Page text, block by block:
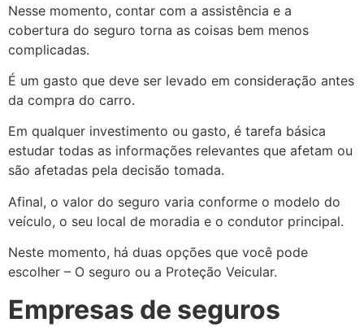
Nesse momento, contar com a assistência e a
cobertura do seguro torna as coisas bem menos
complicadas.
É um gasto que deve ser levado em consideração antes
da compra do carro.
Em qualquer investimento ou gasto, é tarefa básica
estudar todas as informações relevantes que afetam ou
são afetadas pela decisão tomada.
Afinal, o valor do seguro varia conforme o modelo do
veículo, o seu local de moradia e o condutor principal.
Neste momento, há duas opções que você pode
escolher – O seguro ou a Proteção Veicular.
Empresas de seguros